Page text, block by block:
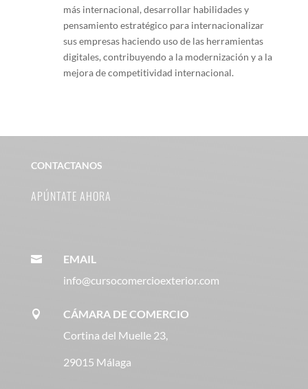
más internacional, desarrollar habilidades y
pensamiento estratégico para internacionalizar
sus empresas haciendo uso de las herramientas
digitales, contribuyendo a la modernización y a la
mejora de competitividad internacional.
CONTACTANOS
APÚNTATE AHORA

EMAIL
info@cursocomercioexterior.com

CÁMARA DE COMERCIO
Cortina del Muelle 23,
29015 Málaga